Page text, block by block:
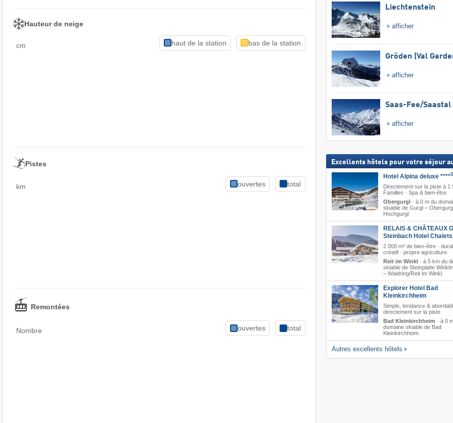
Hauteur de neige
cm haut de la station bas de la station
Pistes
km ouvertes total
Remontées
Nombre ouvertes total
Liechtenstein
afficher
Gröden (Val
afficher
Saas-Fee/​Saastal
afficher
Excellents hôtels pour votre séjour
Hotel Alpina deluxe ****S
Directement sur la piste à 1
Familles · Spa & bien-être
Obergurgl· à 0 m du
skiable de Gurgl –
Hochgurgl
RELAIS & CHÂTEAUX
Steinbach Hotel Chalets
2 000 m² de bien-être ·
créatif · propre agriculture
Reit im Winkl· à 5 km du
skiable de Steinplatte
– Waidring/​Reit im Winkl
Explorer Hotel Bad
Kleinkirchheim
Simple, tendance &
directement sur la piste
Bad Kleinkirchheim · à 0
domaine skiable de Bad
Kleinkirchheim
Autres excellents hôtels